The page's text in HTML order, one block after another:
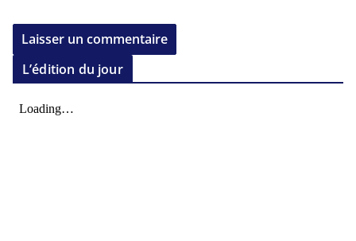
L’édition du jour